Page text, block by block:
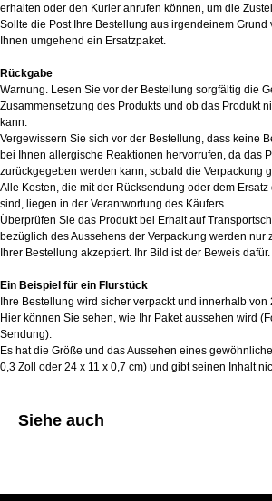
erhalten oder den Kurier anrufen können, um die
Sollte die Post Ihre Bestellung aus irgendeinem Grund
Ihnen umgehend ein Ersatzpaket.
Rückgabe
Warnung. Lesen Sie vor der Bestellung sorgfältig die
Zusammensetzung des Produkts und ob das Produkt
kann.
Vergewissern Sie sich vor der Bestellung, dass keine
bei Ihnen allergische Reaktionen hervorrufen, da das
zurückgegeben werden kann, sobald die Verpackung
Alle Kosten, die mit der Rücksendung oder dem
sind, liegen in der Verantwortung des Käufers.
Überprüfen Sie das Produkt bei Erhalt auf
bezüglich des Aussehens der Verpackung werden nur
Ihrer Bestellung akzeptiert. Ihr Bild ist der Beweis dafür.
Ein Beispiel für ein Flurstück
Ihre Bestellung wird sicher verpackt und innerhalb von
Hier können Sie sehen, wie Ihr Paket aussehen wird
Sendung).
Es hat die Größe und das Aussehen eines
0,3 Zoll oder 24 x 11 x 0,7 cm) und gibt seinen Inhalt
Siehe auch